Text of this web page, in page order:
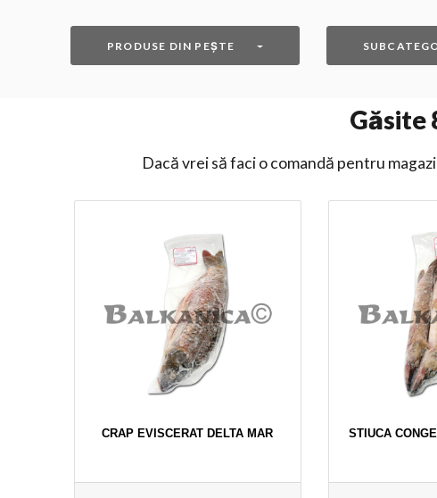
PRODUSE DIN PEȘTE
Găsite
Dacă vrei să faci o comandă pentru
CRAP EVISCERAT DELTA MAR STIUCA